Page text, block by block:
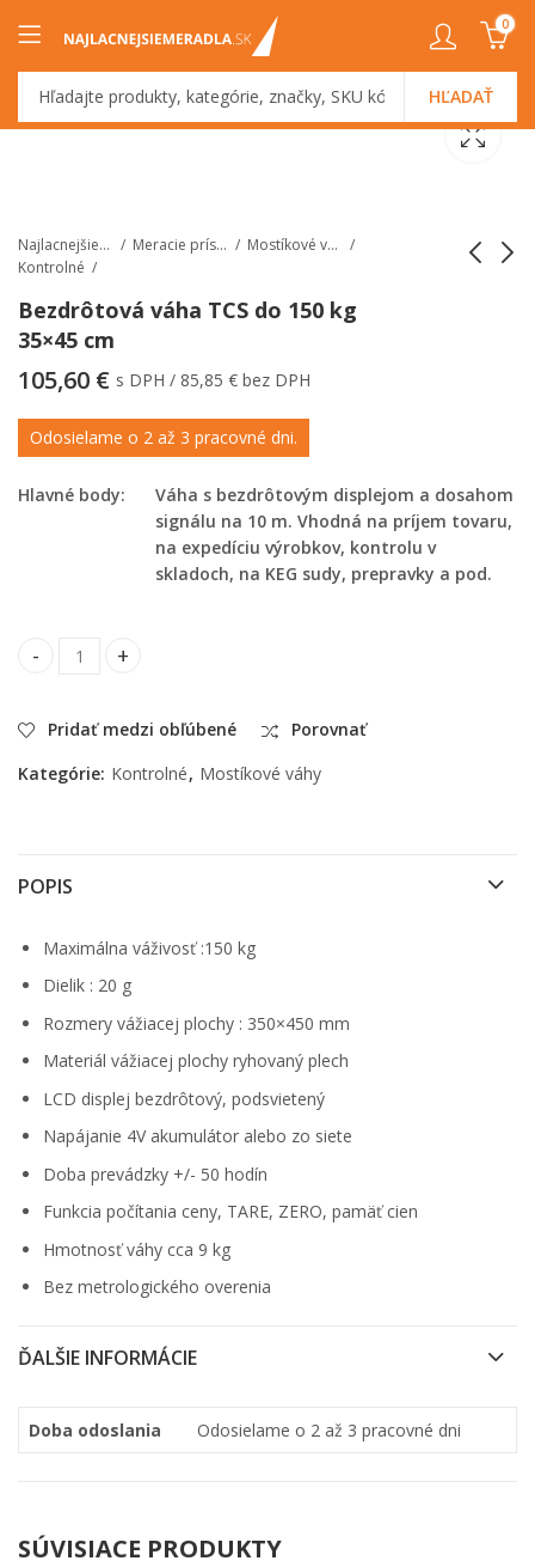
0
HĽADAŤ
Najlacnejšiemeradlá.sk Meracie prístroje
Mostíkové váhy
Kontrolné
Bezdrôtová váha TCS do 150 kg
35×45 cm
105,60 € s DPH / 85,85 € bez DPH
Odosielame o 2 až 3 pracovné dni.
Hlavné body:
Váha s bezdrôtovým displejom a dosahom
signálu na 10 m. Vhodná na príjem tovaru,
na expedíciu výrobkov, kontrolu v
skladoch, na KEG sudy, prepravky a pod.
Bezdrôtová váha TCS do 150 kg 35x45 cm quantity
Pridať medzi obľúbené
Porovnať
Kategórie: Kontrolné, Mostíkové váhy
POPIS
Maximálna váživosť :150 kg
Dielik : 20 g
Rozmery vážiacej plochy : 350×450 mm
Materiál vážiacej plochy ryhovaný plech
LCD displej bezdrôtový, podsvietený
Napájanie 4V akumulátor alebo zo siete
Doba prevádzky +/- 50 hodín
Funkcia počítania ceny, TARE, ZERO, pamäť cien
Hmotnosť váhy cca 9 kg
Bez metrologického overenia
ĎALŠIE INFORMÁCIE
Doba odoslania Odosielame o 2 až 3 pracovné dni
SÚVISIACE PRODUKTY